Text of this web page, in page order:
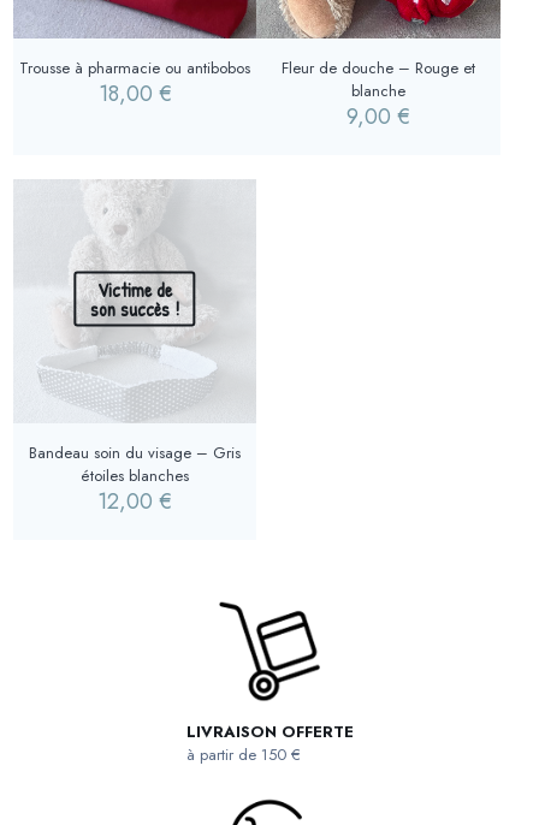
Trousse à pharmacie ou antibobos
18,00 €
Fleur de douche – Rouge et
blanche
9,00€
Victime de
son succès !
Bandeau soin du visage – Gris
étoiles blanches
12,00€
LIVRAISON OFFERTE
à partir de 150 €